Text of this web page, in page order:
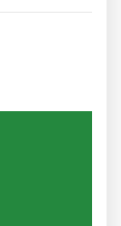
für die eine